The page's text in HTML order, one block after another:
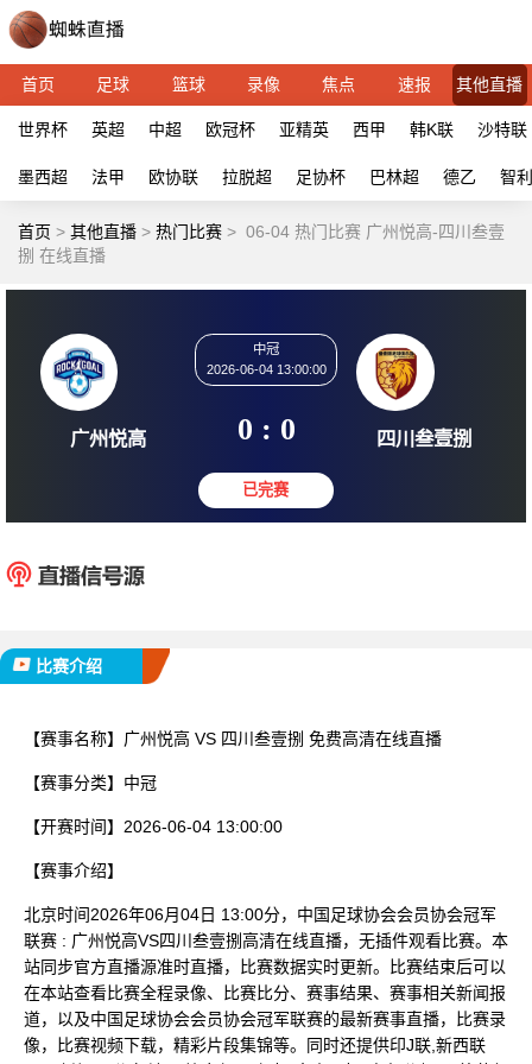
首页 足球 篮球 录像 焦点 速报 其他直播
世界杯 英超 中超 欧冠杯 亚精英 西甲 韩K联 沙特联
墨西超 法甲 欧协联 拉脱超 足协杯 巴林超 德乙 智
首页 > 其他直播 > 热门比赛 > 06-04 热门比赛 广州悦高-四川叁壹
捌 在线直播
2026-06-04 13:00:00
0 : 0
比赛介绍
【赛事名称】 广州悦高 VS 四川叁壹捌 免费高清在线直播
【赛事分类】 中冠
【开赛时间】 2026-06-04 13:00:00
【赛事介绍】
北京时间2026年06月04日 13:00分，中国足球协会会员协会冠军
联赛 : 广州悦高VS四川叁壹捌高清在线直播，无插件观看比赛。本
站同步官方直播源准时直播，比赛数据实时更新。比赛结束后可以
在本站查看比赛全程录像、比赛比分、赛事结果、赛事相关新闻报
道，以及中国足球协会会员协会冠军联赛的最新赛事直播，比赛录
像，比赛视频下载，精彩片段集锦等。同时还提供印J联,新西联